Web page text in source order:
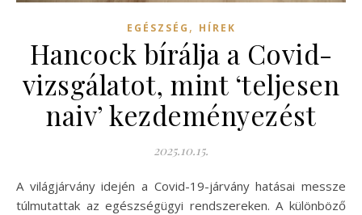
EGÉSZSÉG , HÍREK
Hancock bírálja a Covid-
vizsgálatot, mint ‘teljesen
naiv’ kezdeményezést
2025.10.15.
A világjárvány idején a Covid-19-járvány hatásai messze
túlmutattak az egészségügyi rendszereken. A különböző